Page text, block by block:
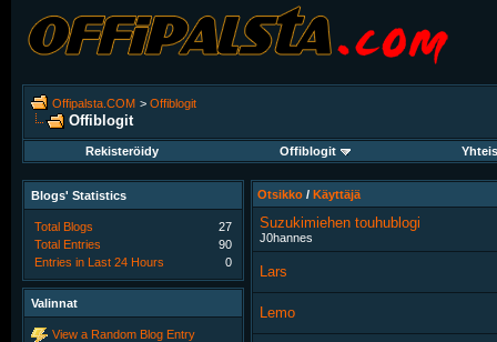
Offipalsta.COM > Offiblogit
Offiblogit
Rekisteröidy Offiblogit
Otsikko / Käyttäjä
Suzukimiehen touhublogi
J0hannes
Lars
Lemo
Blogs' Statistics
Total Blogs
27
Total Entries
90
Entries in Last 24 Hours
0
Valinnat
View a Random Blog Entry